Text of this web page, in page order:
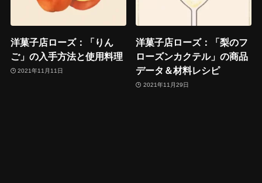
洋菓子店ローズ：「りん
ご」の入手方法と使用料理
2021年11月11日
洋菓子店ローズ：「梨のフ
ローズンカクテル」の商品
データ＆材料レシピ
2021年11月29日